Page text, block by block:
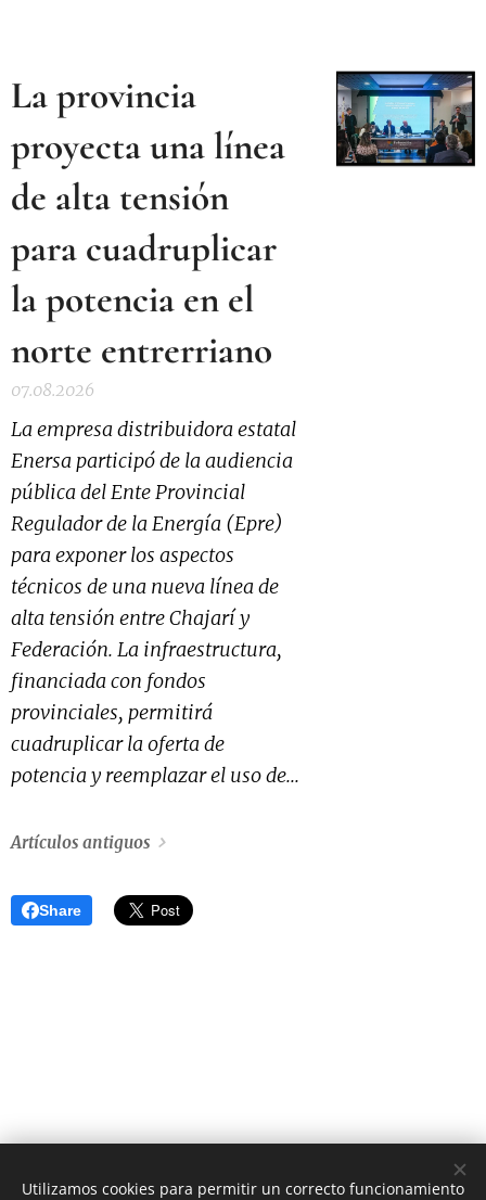
La provincia
proyecta una línea
de alta tensión
para cuadruplicar
la potencia en el
norte entrerriano
07.08.2026
La empresa distribuidora estatal
Enersa participó de la audiencia
pública del Ente Provincial
Regulador de la Energía (Epre)
para exponer los aspectos
técnicos de una nueva línea de
alta tensión entre Chajarí y
Federación. La infraestructura,
financiada con fondos
provinciales, permitirá
cuadruplicar la oferta de
potencia y reemplazar el uso de...
Artículos antiguos
Share
Utilizamos cookies para permitir un correcto funcionamiento